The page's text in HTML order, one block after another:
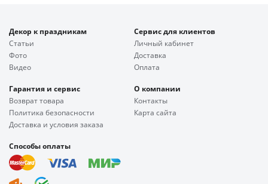
Декор к праздникам
Статьи
Фото
Видео
Сервис для клиентов
Личный кабинет
Доставка
Оплата
Гарантия и сервис
Возврат товара
Политика безопасности
Доставка и условия заказа
О компании
Контакты
Карта сайта
Способы оплаты